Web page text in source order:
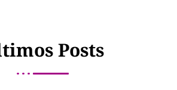
Posts